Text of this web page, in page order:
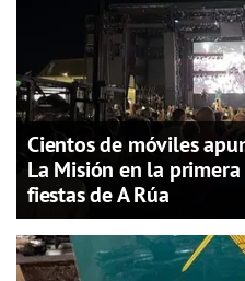
Cientos de móviles
La Misión en la
fiestas de A Rúa